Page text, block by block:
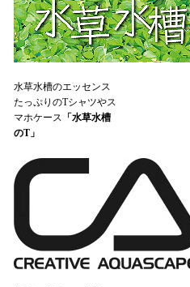
水草水槽のエッセンス
たっぷりのTシャツやス
マホケース 「水草水槽
のT」